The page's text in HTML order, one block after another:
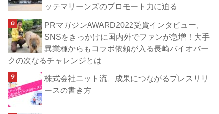
ッテマリーンズのプロモート力に迫る
PRマガジンAWARD2022受賞インタビュー、
SNSをきっかけに国内外でファンが急増！大手
異業種からもコラボ依頼が入る長崎バイオパー
クの次なるチャレンジとは
株式会社ニット流、成果につながるプレスリリ
ースの書き方